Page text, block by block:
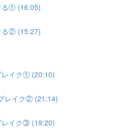
る① (16:05)
る② (15:27)
レイク① (20:10)
レイク② (21:14)
レイク③ (19:20)